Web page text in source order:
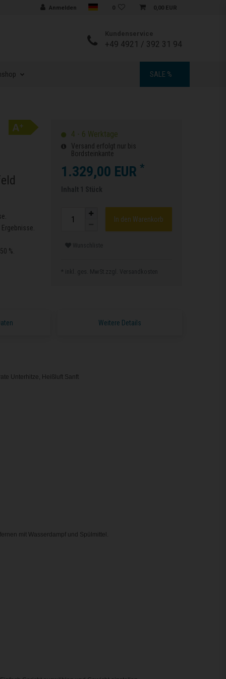
Anmelden Sprache auswählen
0 0,00 EUR
Kundenservice
+49 4921 / 392 31 94
SALE %
%.
4 - 6 Werktage
Versand erfolgt nur bis
Bordsteinkante
1.329,00 EUR *
Inhalt 1 Stück
In den Warenkorb
Wunschliste
* inkl. ges. MwSt.zzgl. Versandkosten
Weitere Details
Unterhitze, Heißluft Sanft
mit Wasserdampf und Spülmittel.